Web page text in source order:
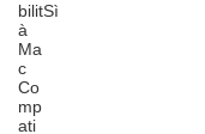
bilit
à
Ma
c
Sì
Co
mp
ati